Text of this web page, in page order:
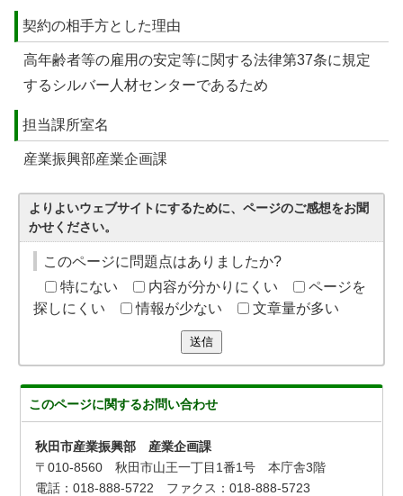
契約の相手方とした理由
高年齢者等の雇用の安定等に関する法律第37条に規定
するシルバー人材センターであるため
担当課所室名
産業振興部産業企画課
よりよいウェブサイトにするために、ページのご感想をお聞
かせください。
このページに問題点はありましたか?
特にない
内容が分かりにくい
ページを
探しにくい
情報が少ない 文章量が多い
送信
このページに関するお問い合わせ
秋田市産業振興部 産業企画課
〒010-8560 秋田市山王一丁目1番1号 本庁舎3階
電話：018-888-5722 ファクス：018-888-5723